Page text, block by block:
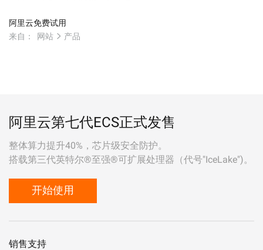
阿里云免费试用
来自：
网站 产品
阿里云第七代ECS正式发售
整体算力提升40%，芯片级安全防护。
搭载第三代英特尔®至强®可扩展处理器（代号"IceLake")。
开始使用
销售支持